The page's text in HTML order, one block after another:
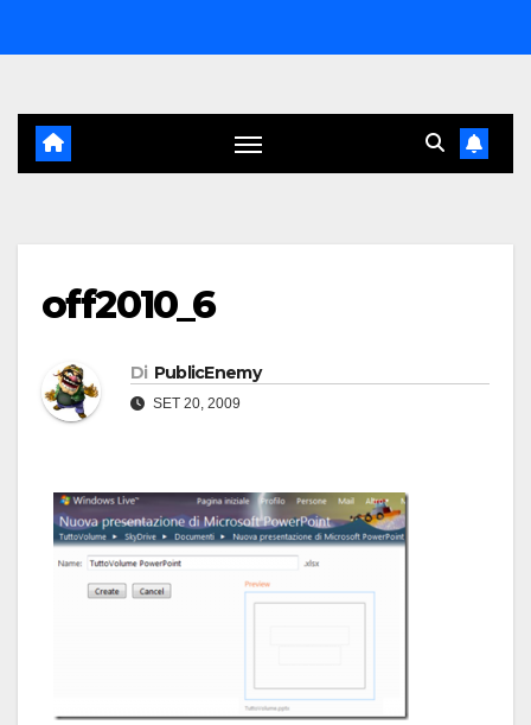
al
off2010_6
Di PublicEnemy
SET 20, 2009